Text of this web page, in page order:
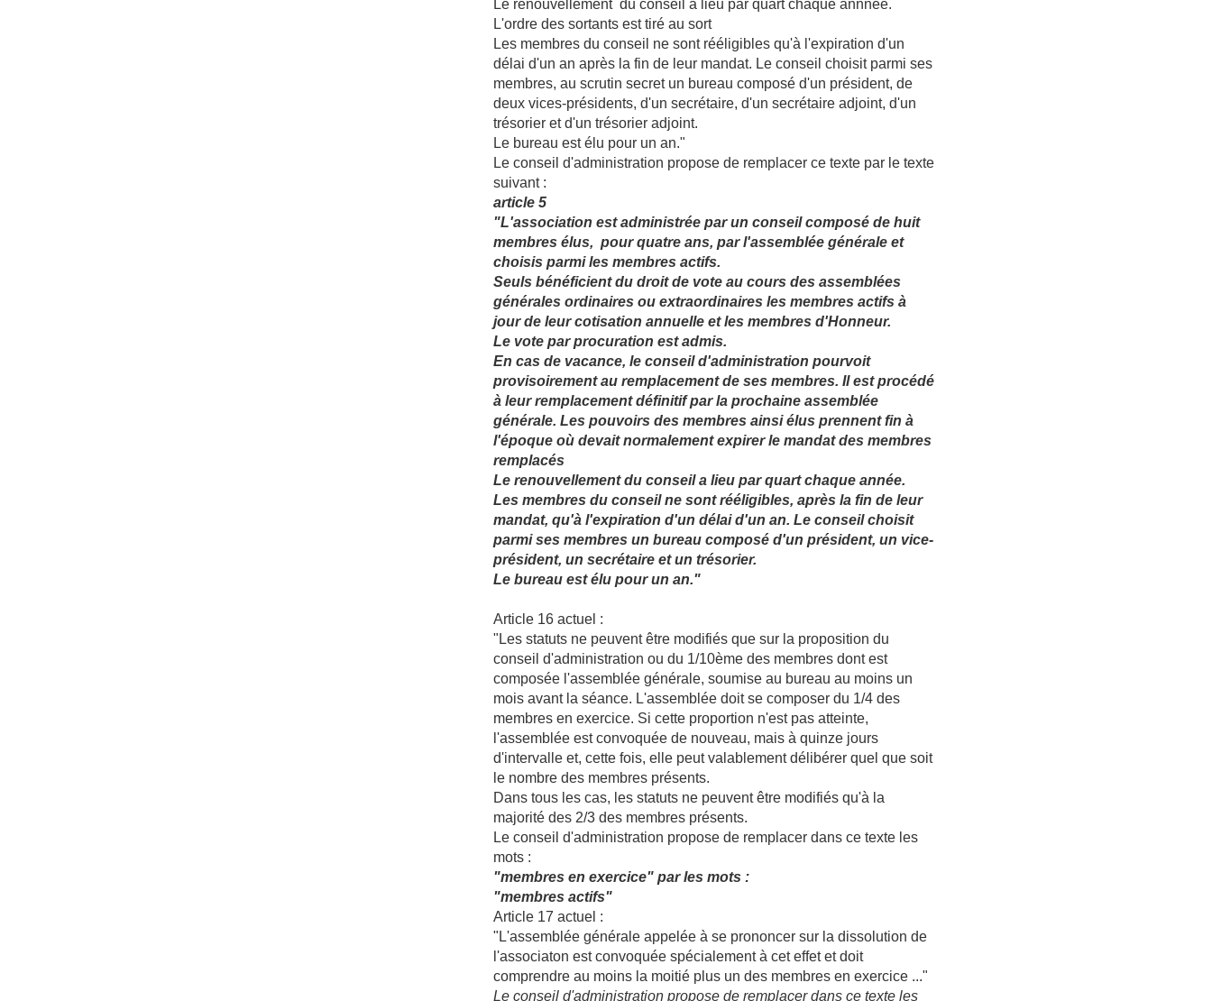
Le renouvellement du conseil a lieu par quart chaque annnée.
L'ordre des sortants est tiré au sort
Les membres du conseil ne sont rééligibles qu'à l'expiration d'un
délai d'un an après la fin de leur mandat. Le conseil choisit parmi ses
membres, au scrutin secret un bureau composé d'un président, de
deux vices-présidents, d'un secrétaire, d'un secrétaire adjoint, d'un
trésorier et d'un trésorier adjoint.
Le bureau est élu pour un an."
Le conseil d'administration propose de remplacer ce texte par le texte
suivant :
article 5
"L'association est administrée par un conseil composé de huit
membres élus, pour quatre ans, par l'assemblée générale et
choisis parmi les membres actifs.
Seuls bénéficient du droit de vote au cours des assemblées
générales ordinaires ou extraordinaires les membres actifs à
jour de leur cotisation annuelle et les membres d'Honneur.
Le vote par procuration est admis.
En cas de vacance, le conseil d'administration pourvoit
provisoirement au remplacement de ses membres. Il est procédé
à leur remplacement définitif par la prochaine assemblée
générale. Les pouvoirs des membres ainsi élus prennent fin à
l'époque où devait normalement expirer le mandat des membres
remplacés
Le renouvellement du conseil a lieu par quart chaque année.
Les membres du conseil ne sont rééligibles, après la fin de leur
mandat, qu'à l'expiration d'un délai d'un an. Le conseil choisit
parmi ses membres un bureau composé d'un président, un vice-
président, un secrétaire et un trésorier.
Le bureau est élu pour un an."
Article 16 actuel :
"Les statuts ne peuvent être modifiés que sur la proposition du
conseil d'administration ou du 1/10ème des membres dont est
composée l'assemblée générale, soumise au bureau au moins un
mois avant la séance. L'assemblée doit se composer du 1/4 des
membres en exercice. Si cette proportion n'est pas atteinte,
l'assemblée est convoquée de nouveau, mais à quinze jours
d'intervalle et, cette fois, elle peut valablement délibérer quel que soit
le nombre des membres présents.
Dans tous les cas, les statuts ne peuvent être modifiés qu'à la
majorité des 2/3 des membres présents.
Le conseil d'administration propose de remplacer dans ce texte les
mots :
"membres en exercice" par les mots :
"membres actifs"
Article 17 actuel :
"L'assemblée générale appelée à se prononcer sur la dissolution de
l'associaton est convoquée spécialement à cet effet et doit
comprendre au moins la moitié plus un des membres en exercice ..."
Le conseil d'administration propose de remplacer dans ce texte les